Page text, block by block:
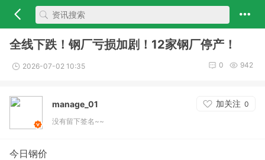
全线下跌！钢厂亏损加剧！12家钢厂停产！
2026-07-02 10:35 942
0
manage_01 加关注 0
没有留下签名~~
今日钢价